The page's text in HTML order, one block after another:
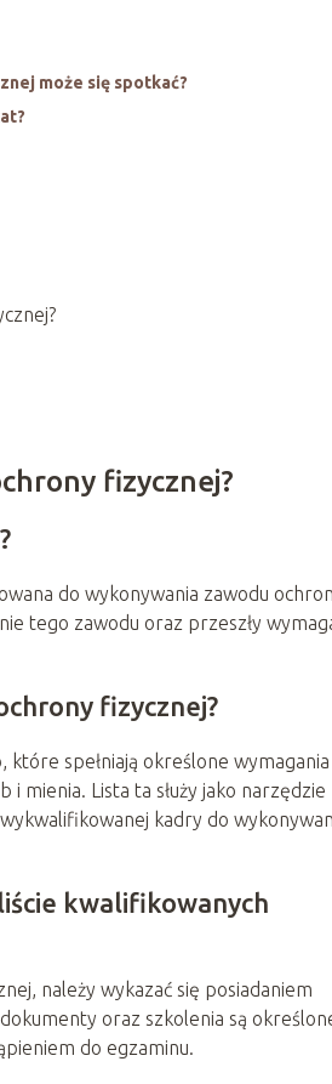
może się spotkać?
fizycznej?
do wykonywania zawodu
tego zawodu oraz przeszły
fizycznej?
spełniają określone wymagania
mienia. Lista ta służy jako narzędzie
kadry do
kwalifikowanych
należy wykazać się posiadaniem
oraz szkolenia są
do egzaminu.